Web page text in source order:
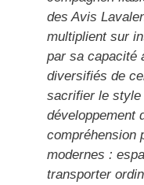
des Avis
multiplient sur
par sa capacité
diversifiés de
sacrifier le style
développement
compréhension
modernes :
transporter